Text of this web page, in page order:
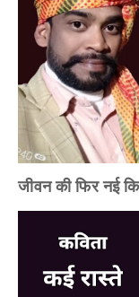
जीवन की फिर नई